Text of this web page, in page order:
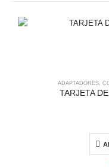
ADAPTADORES,
TARJETA